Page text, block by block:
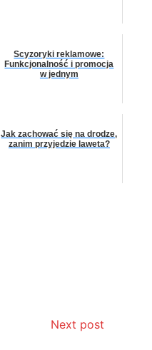
Scyzoryki reklamowe:
Funkcjonalność i promocja
w jednym
Jak zachować się na drodze,
zanim przyjedzie laweta?
Next post